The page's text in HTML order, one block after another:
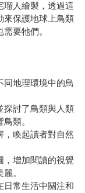
瑠人繪製，透過這
來保護地球上鳥類
要牠們。
地理環境中的鳥
討了鳥類與人類
類。
喚起讀者對自然
增加閱讀的視覺
。
常生活中關注和